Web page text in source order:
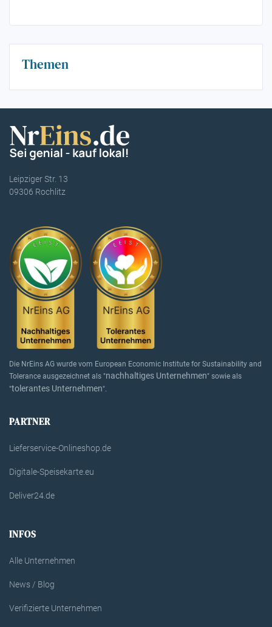
Themen
Leipziger Str. 13
09306 Rochlitz
Die NrEins AG wurde vom European Economic Institute for Sustainability and
Tolerance ausgezeichnet als "nachhaltiges Unternehmen" sowie als
"tolerantes Unternehmen".
PARTNER
Lieferservice-Onlineshop.de
Digitale-Speisekarte.eu
Deliver24.de
INFOS
Alle Unternehmen
News / Blog
Verifizierte Unternehmen